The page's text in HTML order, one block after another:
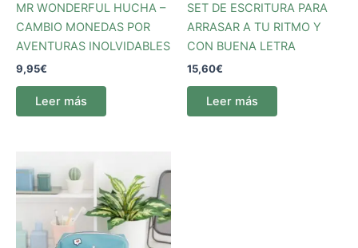
MR WONDERFUL HUCHA –
CAMBIO MONEDAS POR
AVENTURAS INOLVIDABLES
9,95€
Leer más
SET DE ESCRITURA PARA
ARRASAR A TU RITMO Y
CON BUENA LETRA
15,60€
Leer más